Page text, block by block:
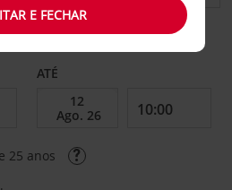
de devolução diferente
ATÉ
25 anos
E FECHAR